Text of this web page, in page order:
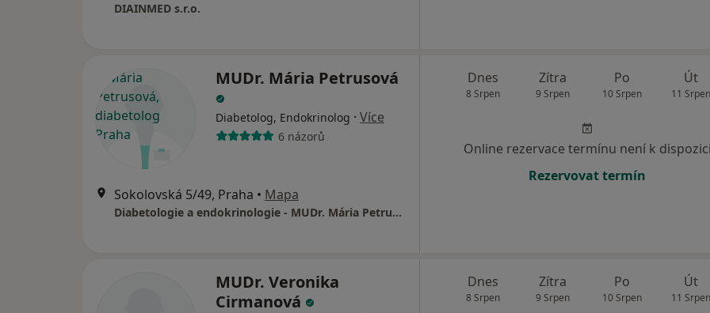
DIAINMED s.r.o.
MUDr. Mária Petrusová
Diabetolog, Endokrinolog · Více
6 názorů
Sokolovská 5/49, Praha • Mapa
Diabetologie a endokrinologie - MUDr. Mária Petrusová
Dnes
8 Srpen
Zítra
9 Srpen
Po
10 Srpen
Út
11 Srpen
Online rezervace termínu není k dispozici
Rezervovat termín
MUDr. Veronika
Cirmanová
Dnes
8 Srpen
Zítra
9 Srpen
Po
10 Srpen
Út
11 Srpen